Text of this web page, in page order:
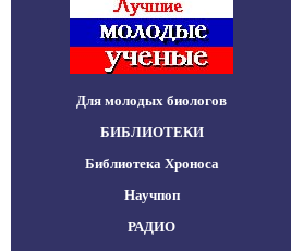
Для молодых биологов
БИБЛИОТЕКИ
Библиотека Хроноса
Научпоп
РАДИО